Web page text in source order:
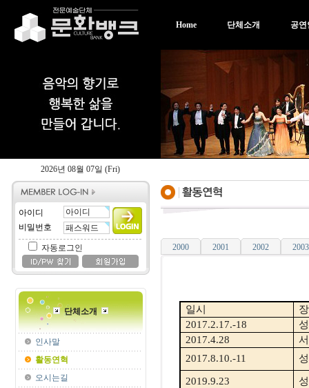
Home 단체소개 공연
2026년 08월 07일 (Fri)
아이디
비밀번호
자동로그인
단체소개
인사말
활동연혁
오시는길
2000 2001 2002 2003
일시
2017.2.17.-18
2017.4.28
2017.8.10.-11
2019.9.23